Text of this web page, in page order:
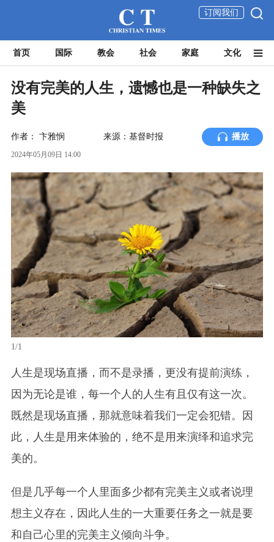
订阅我们
首页 国际 教会 社会 家庭 文化
没有完美的人生，遗憾也是一种缺失之
美
作者： 卞雅悯 来源：基督时报 播放
2024年05月09日 14:00
1/1
人生是现场直播，而不是录播，更没有提前演练，
因为无论是谁，每一个人的人生有且仅有这一次。
既然是现场直播，那就意味着我们一定会犯错。因
此，人生是用来体验的，绝不是用来演绎和追求完
美的。
但是几乎每一个人里面多少都有完美主义或者说理
想主义存在，因此人生的一大重要任务之一就是要
和自己心里的完美主义倾向斗争。